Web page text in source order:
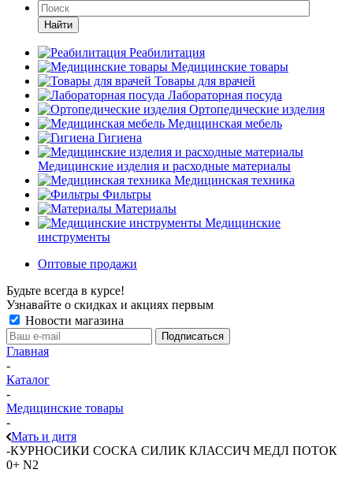
Найти
Реабилитация
Медицинские товары
Товары для врачей
Лабораторная посуда
Ортопедические изделия
Медицинская мебель
Гигиена
Медицинские изделия и расходные материалы
Медицинская техника
Фильтры
Материалы
Медицинские
инструменты
Оптовые продажи
Будьте всегда в курсе!
Узнавайте о скидках и акциях первым
Новости магазина
Главная
-
Каталог
-
Медицинские товары
-
Мать и дитя
-КУРНОСИКИ СОСКА СИЛИК КЛАССИЧ МЕДЛ ПОТОК
0+ N2